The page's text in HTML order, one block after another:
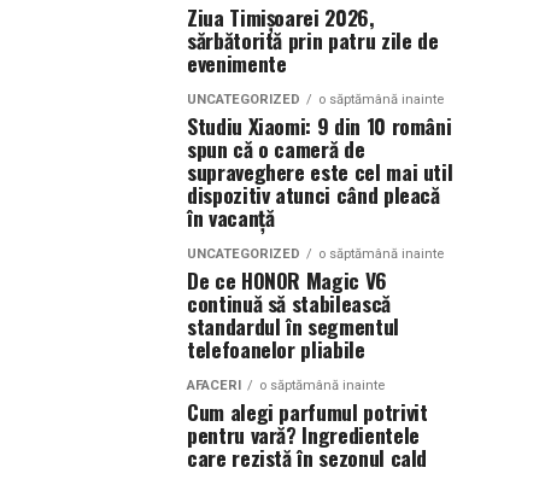
Ziua Timișoarei 2026,
sărbătorită prin patru zile de
evenimente
UNCATEGORIZED o săptămână inainte
Studiu Xiaomi: 9 din 10 români
spun că o cameră de
supraveghere este cel mai util
dispozitiv atunci când pleacă
în vacanță
UNCATEGORIZED o săptămână inainte
De ce HONOR Magic V6
continuă să stabilească
standardul în segmentul
telefoanelor pliabile
AFACERI o săptămână inainte
Cum alegi parfumul potrivit
pentru vară? Ingredientele
care rezistă în sezonul cald